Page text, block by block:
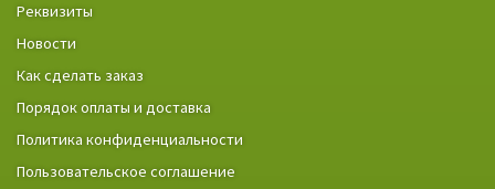
Реквизиты
Новости
Как сделать заказ
Порядок оплаты и доставка
Политика конфиденциальности
Пользовательское соглашение